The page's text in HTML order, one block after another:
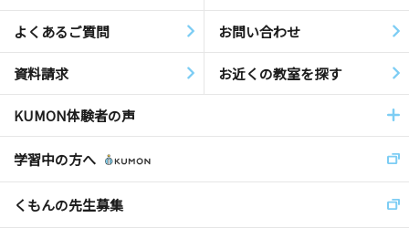
よくあるご質問 お問い合わせ
資料請求 お近くの教室を探す
KUMON体験者の声
学習中の方へ
くもんの先生募集